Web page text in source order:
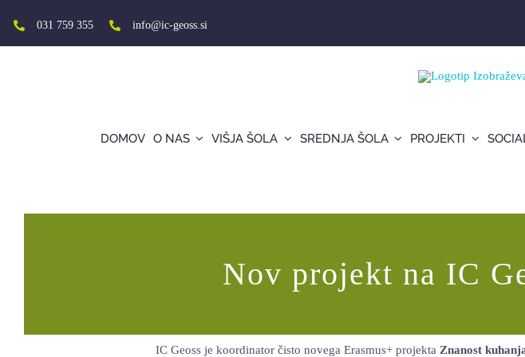
031 759 355 info@ic-geoss.si
DOMOV O NAS VIŠJA ŠOLA SREDNJA ŠOLA PROJEKTI
Nov projekt na IC
IC Geoss je koordinator čisto novega Erasmus+ projekta Znanost